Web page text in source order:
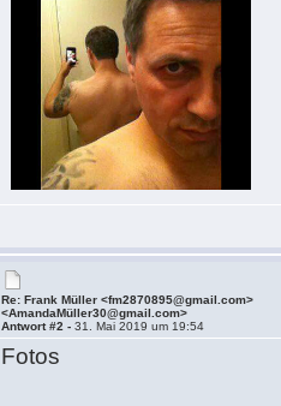
Re: Frank Müller <fm2870895@gmail.com>
<AmandaMüller30@gmail.com>
Antwort #2 -31. Mai 2019 um 19:54
Fotos